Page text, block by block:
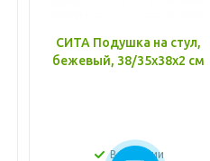
СИТА Подушка на стул,
бежевый, 38/35x38x2 см
В наличии